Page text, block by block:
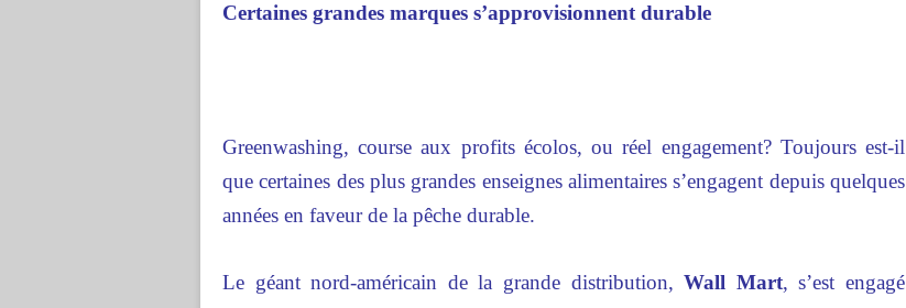
Certaines grandes marques s’approvisionnent durable
Greenwashing, course aux profits écolos, ou réel engagement? Toujours est-il
que certaines des plus grandes enseignes alimentaires s’engagent depuis quelques
années en faveur de la pêche durable.
Le géant nord-américain de la grande distribution,Wall Mart, s’est engagé